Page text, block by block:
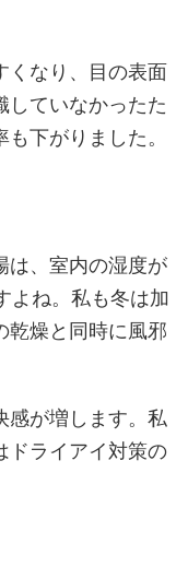
くなり、目の表面
していなかったた
下がりました。
は、室内の湿度が
よね。私も冬は加
乾燥と同時に風邪
感が増します。私
ドライアイ対策の